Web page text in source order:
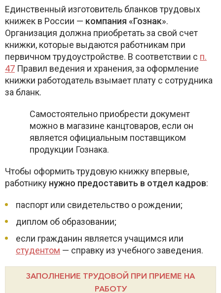
Единственный изготовитель бланков трудовых
книжек в России — компания «Гознак».
Организация должна приобретать за свой счет
книжки, которые выдаются работникам при
первичном трудоустройстве. В соответствии с п.
47 Правил ведения и хранения, за оформление
книжки работодатель взымает плату с сотрудника
за бланк.
Самостоятельно приобрести документ
можно в магазине канцтоваров, если он
является официальным поставщиком
продукции Гознака.
Чтобы оформить трудовую книжку впервые,
работнику нужно предоставить в отдел кадров:
паспорт или свидетельство о рождении;
диплом об образовании;
если гражданин является учащимся или
студентом — справку из учебного заведения.
ЗАПОЛНЕНИЕ ТРУДОВОЙ ПРИ ПРИЕМЕ НА
РАБОТУ